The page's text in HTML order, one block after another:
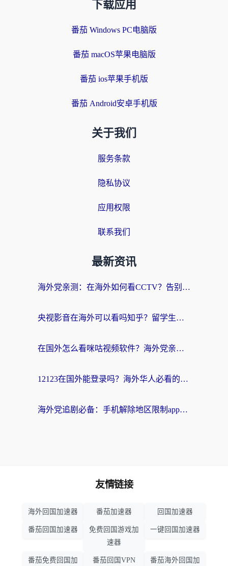
下载应用
番茄 Windows PC电脑版
番茄 macOS苹果电脑版
番茄 ios苹果手机版
番茄 Android安卓手机版
关于我们
服务条款
隐私协议
应用权限
联系我们
最新资讯
海外党亲测：在海外如何看CCTV？告别“仅限大陆播放”的实用指南
央视影音在海外可以看吗知乎？留学生亲测：3步解决地域限制+追剧自由
在国外怎么看咪咕视频软件？海外党亲测有效的回国加速方案
12123在国外能登录吗？海外华人必看的回国加速实用指南
海外党追剧必备：手机解除地区限制app怎么选？解决央视视频&国内剧地区限制全指南
友情链接
海外回国加速器 番茄加速器 回国加速器
番茄回国加速器
免费回国游戏加
速器
一键回国加速器
番茄免费回国加 番茄回国VPN 番茄海外回国加